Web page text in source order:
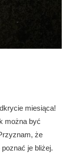
miesiąca!
można być
że
je bliżej.